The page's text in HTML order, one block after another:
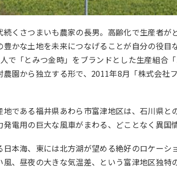
くさつまいも農家の長男。高齢化で生産者が
豊かな土地を未来につなげることが自分の役
で「とみつ金時」をブランドとした生産組合
園から独立する形で、2011年8月「株式会社
地である福井県あわら市富津地区は、石川県と
電用の巨大な風車がまわる、どことなく異国
本海、東には北方湖が望める絶好のロケーシ
、昼夜の大きな気温差、という富津地区独特